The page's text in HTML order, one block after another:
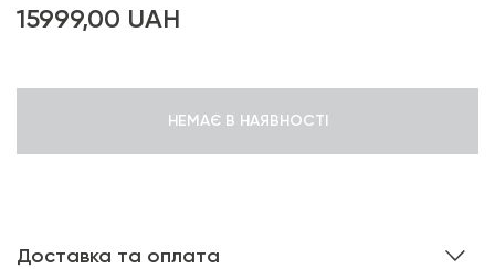
15999,00 UAH
НЕМАЄ В НАЯВНОСТІ
Доставка та оплата